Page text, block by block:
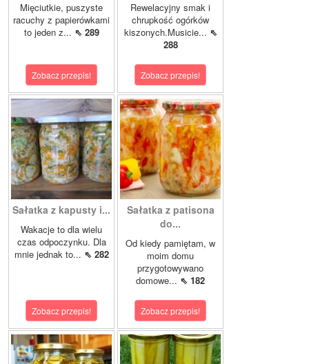
Mięciutkie, puszyste
racuchy z papierówkami
to jeden z... ⇖ 289
Zobacz przepis!
Rewelacyjny smak i
chrupkość ogórków
kiszonych.Musicie... ⇖
288
Zobacz przepis!
Sałatka z kapusty i...
Wakacje to dla wielu
czas odpoczynku. Dla
mnie jednak to... ⇖ 282
Zobacz przepis!
Sałatka z patisona
do...
Od kiedy pamiętam, w
moim domu
przygotowywano
domowe... ⇖ 182
Zobacz przepis!